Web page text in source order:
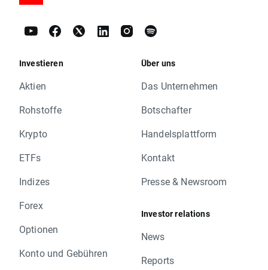
Investieren
Aktien
Rohstoffe
Krypto
ETFs
Indizes
Forex
Optionen
Konto und Gebühren
Über uns
Das Unternehmen
Botschafter
Handelsplattform
Kontakt
Presse & Newsroom
Investor relations
News
Reports